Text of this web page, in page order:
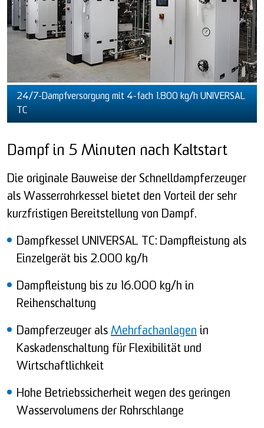
24/7-Dampfversorgung mit 4-fach 1.800 kg/h UNIVERSAL
TC
Dampf in 5 Minuten nach Kaltstart
Die originale Bauweise der Schnelldampferzeuger
als Wasserrohrkessel bietet den Vorteil der sehr
kurzfristigen Bereitstellung von Dampf.
Dampfkessel UNIVERSAL TC: Dampfleistung als
Einzelgerät bis 2.000 kg/h
Dampfleistung bis zu 16.000 kg/h in
Reihenschaltung
Dampferzeuger als Mehrfachanlagen in
Kaskadenschaltung für Flexibilität und
Wirtschaftlichkeit
Hohe Betriebssicherheit wegen des geringen
Wasservolumens der Rohrschlange